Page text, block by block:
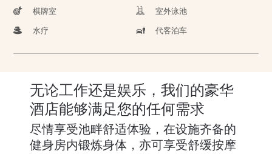
棋牌室 室外泳池
水疗 代客泊车
无论工作还是娱乐，我们的豪华
酒店能够满足您的任何需求
尽情享受池畔舒适体验，在设施齐备的
健身房内锻炼身体，亦可享受舒缓按摩